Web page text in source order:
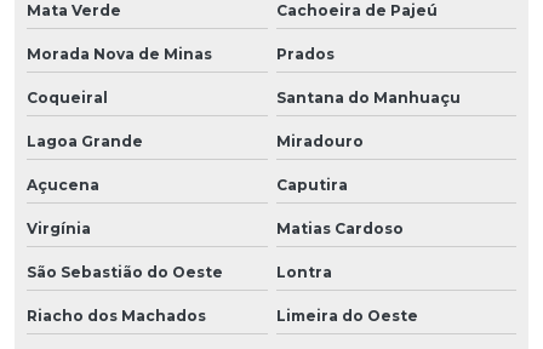
Mata Verde Cachoeira de Pajeú
Morada Nova de Minas Prados
Coqueiral Santana do Manhuaçu
Lagoa Grande Miradouro
Açucena Caputira
Virgínia Matias Cardoso
São Sebastião do Oeste Lontra
Riacho dos Machados Limeira do Oeste